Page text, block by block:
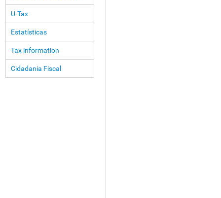
U-Tax
Estatísticas
Tax information
Cidadania Fiscal